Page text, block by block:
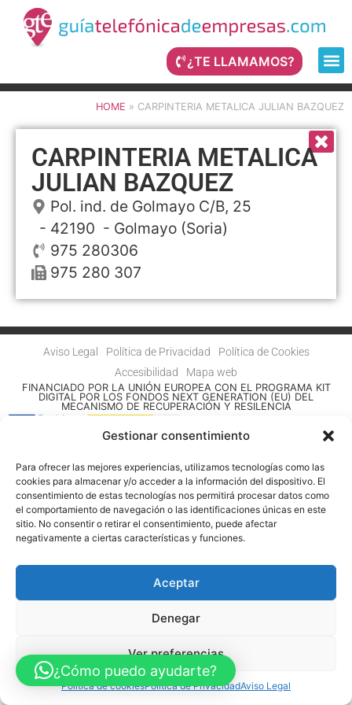
Gestionar consentimiento
Para ofrecer las mejores experiencias, utilizamos tecnologías como las
cookies para almacenar y/o acceder a la información del dispositivo. El
consentimiento de estas tecnologías nos permitirá procesar datos como
el comportamiento de navegación o las identificaciones únicas en este
sitio. No consentir o retirar el consentimiento, puede afectar
negativamente a ciertas características y funciones.
Aceptar
Denegar
Ver preferencias
Política de cookiesPolítica de PrivacidadAviso Legal
¿TE LLAMAMOS?
HOME » CARPINTERIA METALICA JULIAN BAZQUEZ
CARPINTERIA METALICA
JULIAN BAZQUEZ
Pol. ind. de Golmayo C/B, 25
- 42190 - Golmayo (Soria)
975 280306
975 280 307
Aviso Legal Política de Privacidad
Política de Cookies
Accesibilidad
Mapa web
FINANCIADO POR LA UNIÓN EUROPEA CON EL PROGRAMA KIT
DIGITAL POR LOS FONDOS NEXT GENERATION (EU) DEL
MECANISMO DE RECUPERACIÓN Y RESILENCIA
© Guia Telefónica de Empresas – Todos los derechos reservados.
¿Cómo puedo ayudarte?